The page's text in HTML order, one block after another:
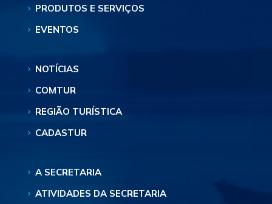
PRODUTOS E SERVIÇOS
EVENTOS
NOTÍCIAS
COMTUR
REGIÃO TURÍSTICA
CADASTUR
A SECRETARIA
ATIVIDADES DA SECRETARIA